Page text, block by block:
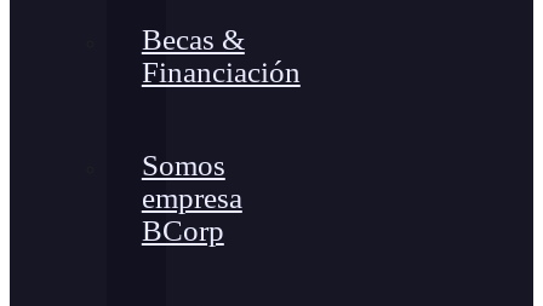
Becas &
Financiación
Somos
empresa
BCorp